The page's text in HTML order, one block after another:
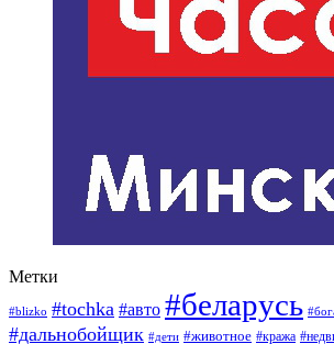
Метки
#blizko #tochka #авто #беларусь
#дальнобойщик #дети #животное #кража